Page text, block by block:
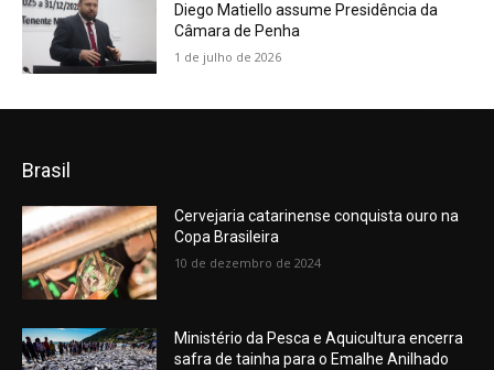
Diego Matiello assume Presidência da
Câmara de Penha
1 de julho de 2026
Brasil
Cervejaria catarinense conquista ouro na
Copa Brasileira
10 de dezembro de 2024
Ministério da Pesca e Aquicultura encerra
safra de tainha para o Emalhe Anilhado